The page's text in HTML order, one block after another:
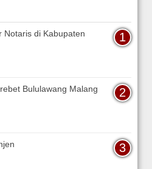
Notaris di Kabupaten
Bululawang Malang